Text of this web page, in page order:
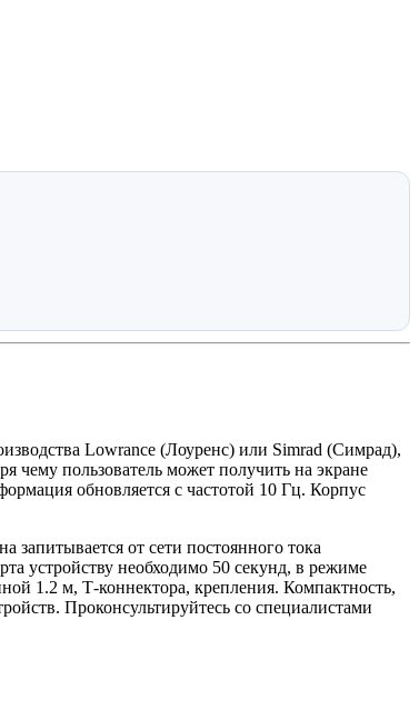
Lowrance (Лоуренс) или Simrad (Симрад),
чему пользователь может получить на экране
обновляется с частотой 10 Гц. Корпус
запитывается от сети постоянного тока
устройству необходимо 50 секунд, в режиме
1.2 м, Т-коннектора, крепления. Компактность,
Проконсультируйтесь со специалистами